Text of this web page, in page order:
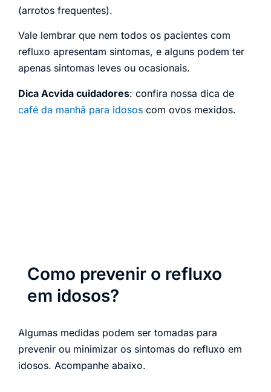
(arrotos frequentes).
Vale lembrar que nem todos os pacientes com
refluxo apresentam sintomas, e alguns podem ter
apenas sintomas leves ou ocasionais.
Dica Acvida cuidadores: confira nossa dica de
café da manhã para idosos com ovos mexidos.
Como prevenir o refluxo
em idosos?
Algumas medidas podem ser tomadas para
prevenir ou minimizar os sintomas do refluxo em
idosos. Acompanhe abaixo.